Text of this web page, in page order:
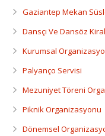
Gaziantep Mekan
Dansçı Ve Dansöz
Kurumsal
Palyanço Servisi
Mezuniyet Töreni
Piknik Organizasyonu
Dönemsel